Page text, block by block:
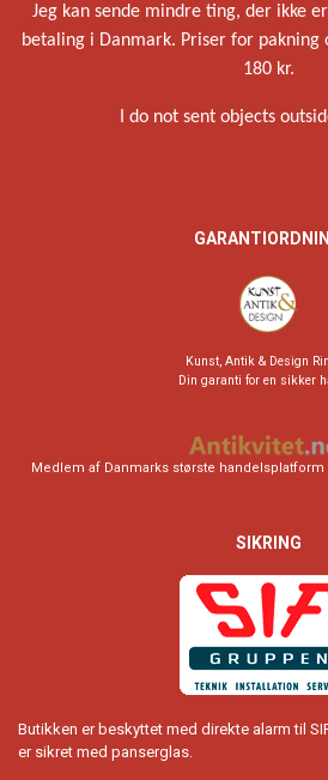
Jeg kan sende mindre ting, der ikke
betaling i Danmark. Priser for pakning
180 kr.
I do not sent objects
Kunst, Antik & Design
Din garanti for en sikker
Medlem af Danmarks største
SIKRING
Butikken er beskyttet med direkte alarm til
er sikret med panserglas.